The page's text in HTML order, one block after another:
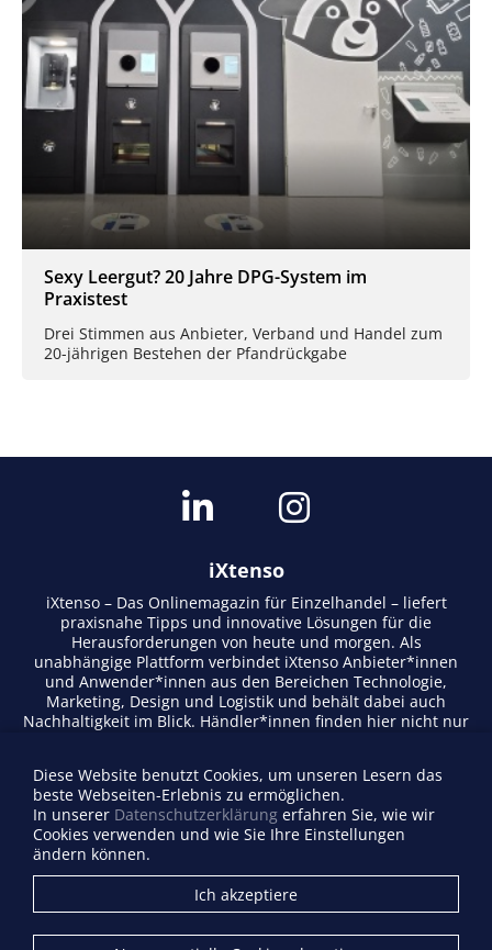
Sexy Leergut? 20 Jahre DPG-System im
Praxistest
Drei Stimmen aus Anbieter, Verband und Handel zum
20-jährigen Bestehen der Pfandrückgabe
iXtenso
iXtenso – Das Onlinemagazin für Einzelhandel – liefert
praxisnahe Tipps und innovative Lösungen für die
Herausforderungen von heute und morgen. Als
unabhängige Plattform verbindet iXtenso Anbieter*innen
und Anwender*innen aus den Bereichen Technologie,
Marketing, Design und Logistik und behält dabei auch
Nachhaltigkeit im Blick. Händler*innen finden hier nicht nur
lebendigen Schreibstil und relevantem Content fördert das
Magazin den Austausch innerhalb der Retail-Community.
Ob digitale Trends oder praktische Alltagstipps – iXtenso
macht Wissen für den Handel zugänglich.
Firma eintragen
Mediadaten
Diese Website benutzt Cookies, um unseren Lesern das
beste Webseiten-Erlebnis zu ermöglichen.
In unserer Datenschutzerklärung erfahren Sie, wie wir
Cookies verwenden und wie Sie Ihre Einstellungen
ändern können.
Ich akzeptiere